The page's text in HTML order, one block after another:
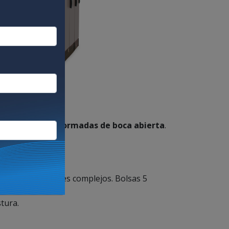
en bolsas preformadas de boca abierta.
especifica.
rafia, materiales complejos. Bolsas 5